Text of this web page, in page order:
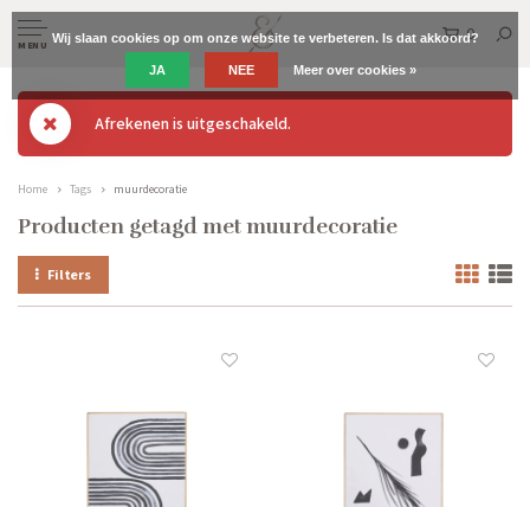
MENU
0
Afrekenen is uitgeschakeld.
Home Tags muurdecoratie
Producten getagd met muurdecoratie
Filters
Wij slaan cookies op om onze website te verbeteren. Is dat akkoord?
JA NEE Meer over cookies »